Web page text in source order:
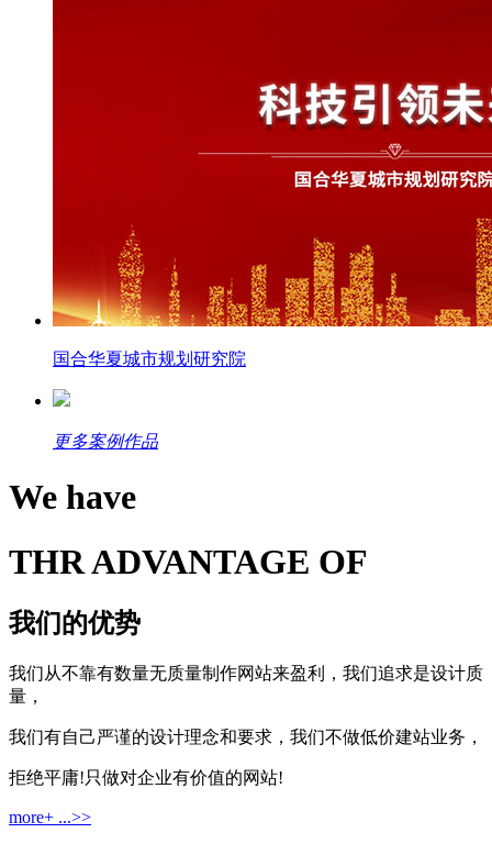
国合华夏城市规划研究院
更多案例作品
We have
THR ADVANTAGE OF
我们的优势
我们从不靠有数量无质量制作网站来盈利，我们追求是设计质
量，
我们有自己严谨的设计理念和要求，我们不做低价建站业务，
拒绝平庸!只做对企业有价值的网站!
more+ ...>>